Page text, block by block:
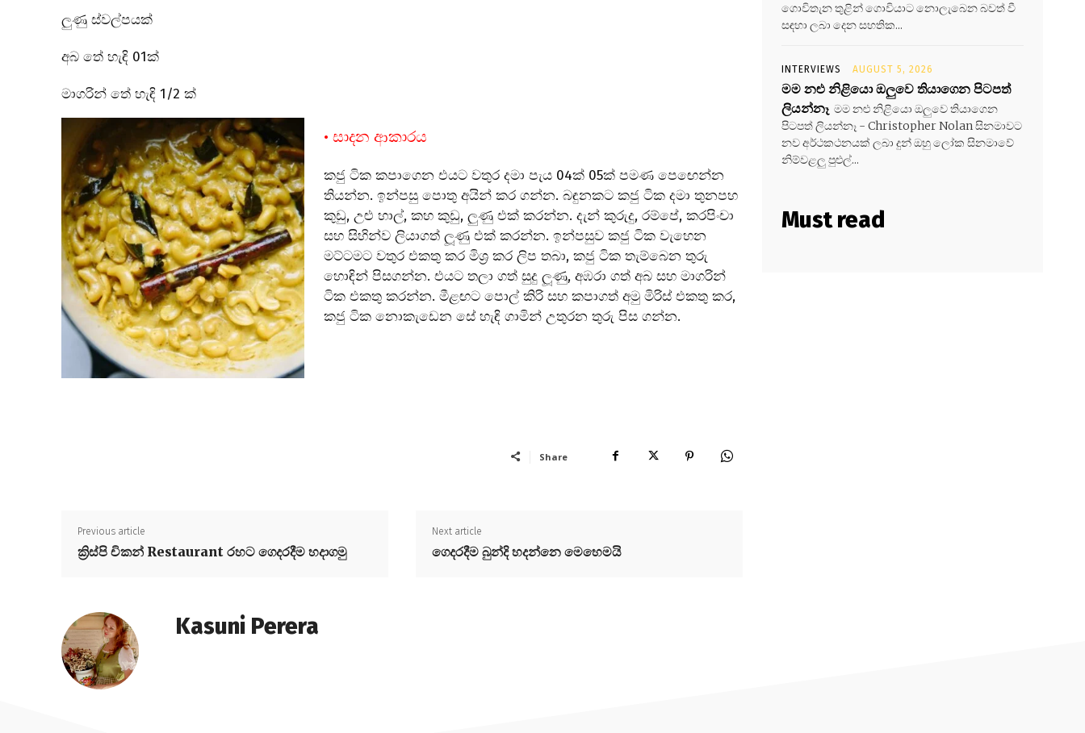
ලුණු ස්වල්පයක්
අබ තේ හැඳි 01ක්
මාගරින් තේ හැඳි 1/2 ක්
• සාදන ආකාරය
කජු ටික කපාගෙන එයට වතුර දමා පැය 04ක් 05ක් පමණ පෙඟෙන්න
තියන්න. ඉන්පසු පොතු අයින් කර ගන්න. බඳුනකට කජු ටික දමා තුනපහ
කුඩු, උළු හාල්, කහ කුඩු, ලුණු එක් කරන්න. දැන් කුරුදු, රම්පේ, කරපිංචා
සහ සිහින්ව ලියාගත් ලූණු එක් කරන්න. ඉන්පසුව කජු ටික වැහෙන
මට්ටමට වතුර එකතු කර මිශ්‍ර කර ලිප තබා, කජු ටික තැම්බෙන තුරු
හොඳින් පිසගන්න. එයට තලා ගත් සුදු ලූණු, අඹරා ගත් අබ සහ මාගරින්
ටික එකතු කරන්න. මීළඟට පොල් කිරි සහ කපාගත් අමු මිරිස් එකතු කර,
කජු ටික නොකැඩෙන සේ හැඳි ගාමින් උතුරන තුරු පිස ගන්න.
Share
Previous article
ක්‍රිස්පි චිකන් Restaurant රහට ගෙදරදීම හදාගමු
Next article
ගෙදරදීම බුන්දි හදන්නෙ මෙහෙමයි
Kasuni Perera
ගොවිතැන තුළින් ගොවියාට නොලැබෙන බවත් වී
සඳහා ලබා දෙන සහතික...
INTERVIEWS AUGUST 5, 2026
මම නළු නිළියො ඔලුවෙ තියාගෙන පිටපත්
ලියන්නෑ මම නළු නිළියො ඔලුවෙ තියාගෙන
පිටපත් ලියන්නෑ - Christopher Nolan සිනමාවට
නව අර්ථකථනයක් ලබා දුන් ඔහු ලෝක සිනමාවේ
නිම්වළලු පුළුල්...
Must read